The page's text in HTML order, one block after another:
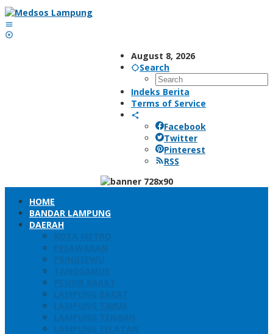
Skip
to
content
August 8, 2026
Search
Indeks Berita
Terms of Service
Facebook
Twitter
Pinterest
RSS
HOME
BANDAR LAMPUNG
DAERAH
KOTA METRO
PESAWARAN
PRINGSEWU
TANGGAMUS
PESISIR BARAT
LAMPUNG BARAT
LAMPUNG TIMUR
LAMPUNG TENGAH
LAMPUNG SELATAN